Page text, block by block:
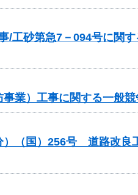
工砂第急7－094号に関す
業）工事に関する一般
）（国）256号 道路改良